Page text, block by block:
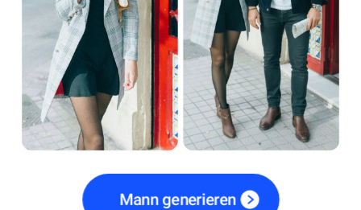
Mann generieren